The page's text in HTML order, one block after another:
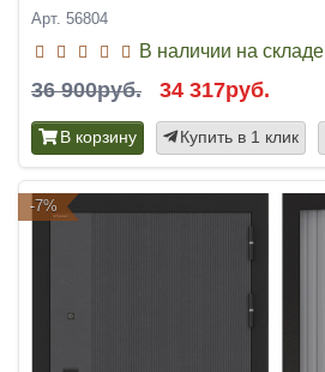
Арт. 56804
В наличии на складе
36 900руб. 34 317руб.
В корзину Купить в 1 клик
-7%